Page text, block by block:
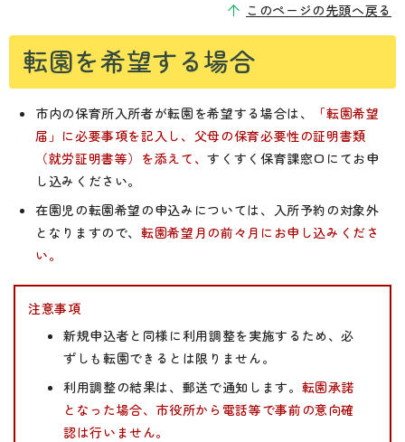
このページの先頭へ戻る
転園を希望する場合
市内の保育所入所者が転園を希望する場合は、
「転園希望
届」に必要事項を記入し、父母の保育必要性の証明書類
（就労証明書等）を添えて、すくすく保育課窓口にてお申
し込みください。
在園児の転園希望の申込みについては、入所予約の対象外
となりますので、転園希望月の前々月にお申し込みくださ
い。
注意事項
新規申込者と同様に利用調整を実施するため、必
ずしも転園できるとは限りません。
利用調整の結果は、郵送で通知します。 転園承諾
となった場合、市役所から電話等で事前の意向確
認は行いません。